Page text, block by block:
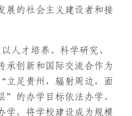
展的社会主义建设者和接
人才培养、科学研究、
承创新和国际交流合作为
立足贵州，辐射周边，面
”的办学目标依法办学、
学，将学校建设成为规模